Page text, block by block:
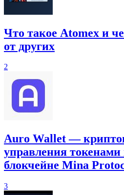
Что такое Atomex и
от других
2
Auro Wallet —
управления токенами
блокчейне Mina
3